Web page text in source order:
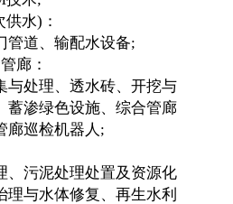
水)：
管道、输配水设备;
廊：
与处理、透水砖、开挖与
蓄渗绿色设施、综合管廊
廊巡检机器人;
、污泥处理处置及资源化
理与水体修复、再生水利